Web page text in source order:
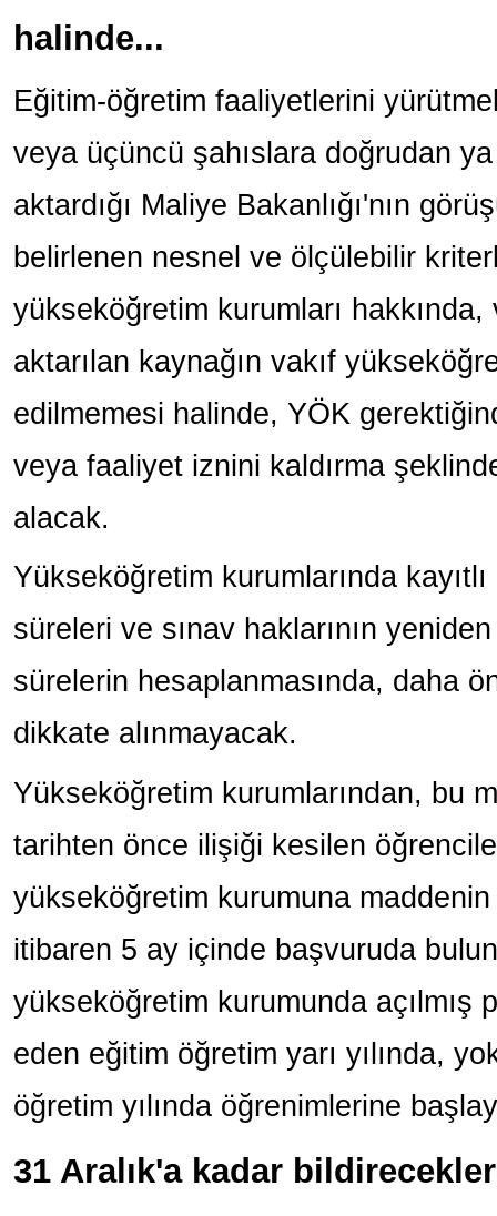
halinde...
Eğitim-öğretim faaliyetlerini
veya üçüncü şahıslara doğrudan
aktardığı Maliye Bakanlığı'nın
belirlenen nesnel ve ölçülebilir
yükseköğretim kurumları
aktarılan kaynağın vakıf
edilmemesi halinde, YÖK
veya faaliyet iznini kaldırma
alacak.
Yükseköğretim kurumlarında
süreleri ve sınav haklarının
sürelerin hesaplanmasında, daha
dikkate alınmayacak.
Yükseköğretim kurumlarından, bu
tarihten önce ilişiği kesilen
yükseköğretim kurumuna
itibaren 5 ay içinde başvuruda
yükseköğretim kurumunda açılmış
eden eğitim öğretim yarı yılında,
öğretim yılında öğrenimlerine
31 Aralık'a kadar bildirecekler